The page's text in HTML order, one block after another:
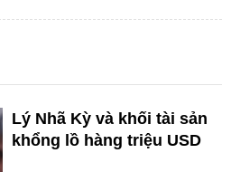
Lý Nhã Kỳ và khối tài sản
khổng lồ hàng triệu USD